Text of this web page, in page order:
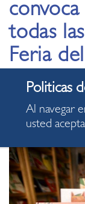
todas
Feria
Palma
07.11.2022
Al navegar
usted